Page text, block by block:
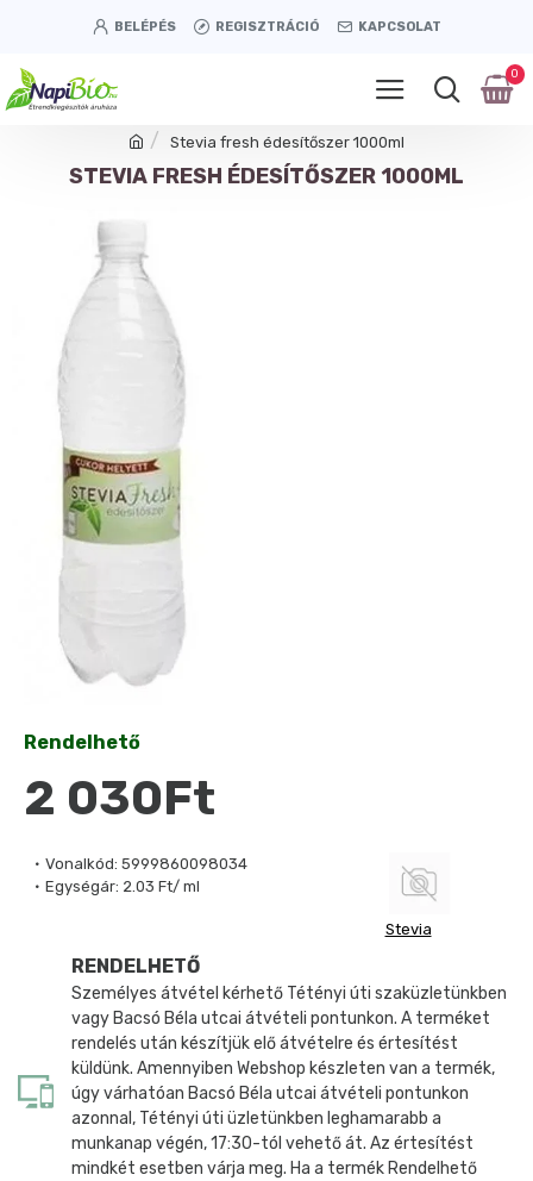
BELÉPÉS REGISZTRÁCIÓ KAPCSOLAT
0
Stevia fresh édesítőszer 1000ml
STEVIA FRESH ÉDESÍTŐSZER 1000ML
Vonalkód: 5999860098034
Egységár: 2.03 Ft/ ml
Stevia
Rendelhető
2 030Ft
RENDELHETŐ
Személyes átvétel kérhető Tétényi úti szaküzletünkben
vagy Bacsó Béla utcai átvételi pontunkon. A terméket
rendelés után készítjük elő átvételre és értesítést
küldünk. Amennyiben Webshop készleten van a termék,
úgy várhatóan Bacsó Béla utcai átvételi pontunkon
azonnal, Tétényi úti üzletünkben leghamarabb a
munkanap végén, 17:30-tól vehető át. Az értesítést
mindkét esetben várja meg. Ha a termék Rendelhető